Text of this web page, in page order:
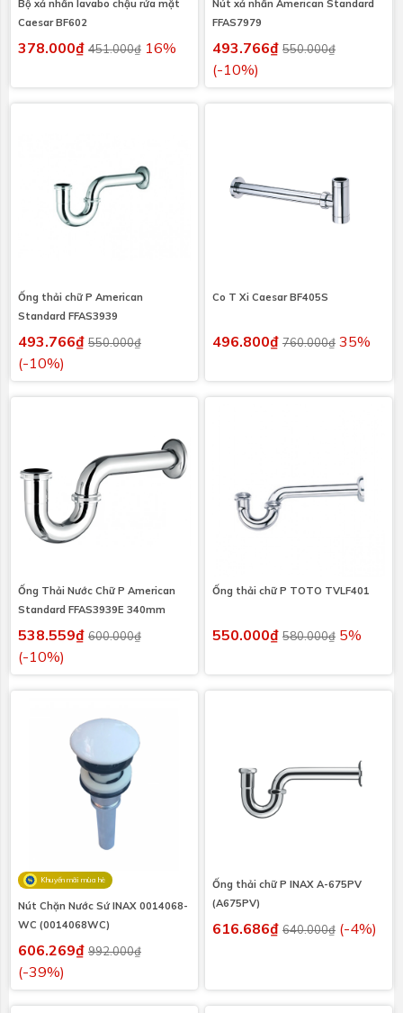
Bộ xả nhấn lavabo chậu rửa mặt
Caesar BF602
378.000₫ 451.000₫ 16%
Nút xả nhấn American Standard
FFAS7979
493.766₫ 550.000₫
(-10%)
Ống thải chữ P American
Standard FFAS3939
493.766₫ 550.000₫
(-10%)
Co T Xi Caesar BF405S
496.800₫ 760.000₫ 35%
Ống Thải Nước Chữ P American
Standard FFAS3939E 340mm
538.559₫ 600.000₫
(-10%)
Ống thải chữ P TOTO TVLF401
550.000₫ 580.000₫ 5%
Khuyến mãi mùa hè
Nút Chặn Nước Sứ INAX 0014068-
WC (0014068WC)
606.269₫ 992.000₫
(-39%)
Ống thải chữ P INAX A-675PV
(A675PV)
616.686₫ 640.000₫ (-4%)